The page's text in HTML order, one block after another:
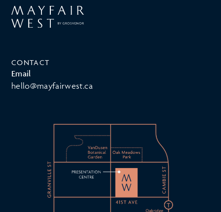
CONTACT
Email
hello@mayfairwest.ca